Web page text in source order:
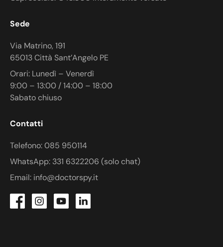
Sede
Via Matrino, 191
65013 Città Sant’Angelo PE
Orari: Lunedì – Venerdì
9:00 – 13:00 / 14:00 – 18:00
Sabato chiuso
Contatti
Telefono: 085 950114
WhatsApp: 331 6322206 (solo chat)
Email: info@doctorspy.it